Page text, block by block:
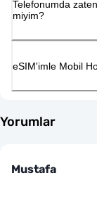
Telefonumda
miyim?
eSIM'imle Mobil
Yorumlar
Mustafa